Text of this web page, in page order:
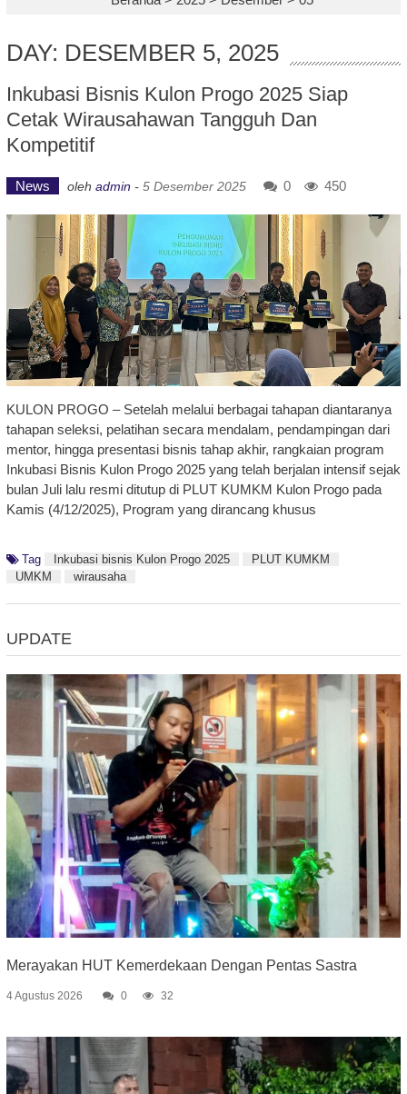
DAY: DESEMBER 5, 2025
Inkubasi Bisnis Kulon Progo 2025 Siap
Cetak Wirausahawan Tangguh Dan
Kompetitif
News oleh admin - 5 Desember 2025 0 450
KULON PROGO – Setelah melalui berbagai tahapan diantaranya
tahapan seleksi, pelatihan secara mendalam, pendampingan dari
mentor, hingga presentasi bisnis tahap akhir, rangkaian program
Inkubasi Bisnis Kulon Progo 2025 yang telah berjalan intensif sejak
bulan Juli lalu resmi ditutup di PLUT KUMKM Kulon Progo pada
Kamis (4/12/2025), Program yang dirancang khusus
Tag Inkubasi bisnis Kulon Progo 2025
PLUT KUMKM
UMKM
wirausaha
UPDATE
Merayakan HUT Kemerdekaan Dengan Pentas Sastra
4 Agustus 2026 0 32